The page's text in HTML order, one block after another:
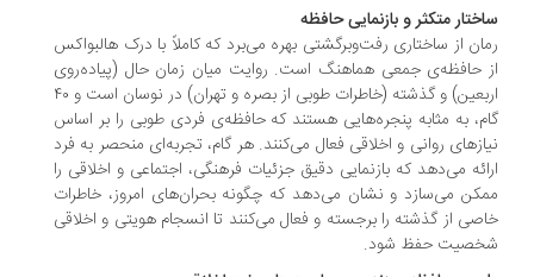
متکثر و بازنمایی حافظه
از ساختاری رفت‌وبرگشتی بهره می‌برد که کاملاً با درک هالبواکس
حافظه‌ی جمعی هماهنگ است. روایت میان زمان حال (پیاده‌روی
اربعین) و گذشته (خاطرات طوبی از بصره و تهران) در نوسان است و ۴۰
به مثابه پنجره‌هایی هستند که حافظه‌ی فردی طوبی را بر اساس
روانی و اخلاقی فعال می‌کنند. هر گام، تجربه‌ای منحصر به فرد
می‌دهد که بازنمایی دقیق جزئیات فرهنگی، اجتماعی و اخلاقی را
می‌سازد و نشان می‌دهد که چگونه بحران‌های امروز، خاطرات
از گذشته را برجسته و فعال می‌کنند تا انسجام هویتی و اخلاقی
حفظ شود.